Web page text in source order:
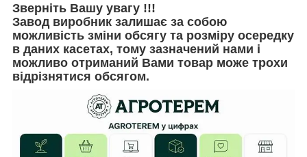
Зверніть Вашу увагу !!!
Завод виробник залишає за собою
можливість зміни обсягу та розміру осередку
в даних касетах, тому зазначений нами і
можливо отриманий Вами товар може трохи
відрізнятися обсягом.